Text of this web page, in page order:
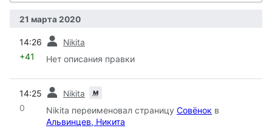
21 марта 2020
14:26 Nikita
+41 Нет описания правки
14:25 Nikita м
0 Nikita переименовал страницу Совёнок в
Альвинцев, Никита